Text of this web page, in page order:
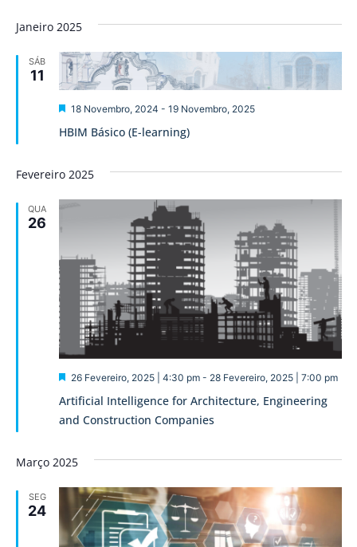
de
e
de
data.
Janeiro 2025
SÁB
11
HBIM Básico (E-learning)
Destaque
18 Novembro, 2024 - 19 Novembro, 2025
Fevereiro 2025
QUA
26
Artificial Intelligence for Architecture, Engineering
and Construction Companies
Destaque
26 Fevereiro, 2025 | 4:30 pm- 28 Fevereiro, 2025 | 7:00 pm
Março 2025
SEG
24